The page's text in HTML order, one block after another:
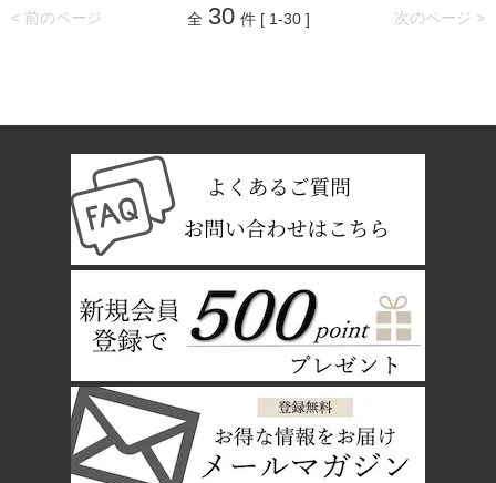
< 前のページ 次のページ >
全 30 件 [ 1-30 ]